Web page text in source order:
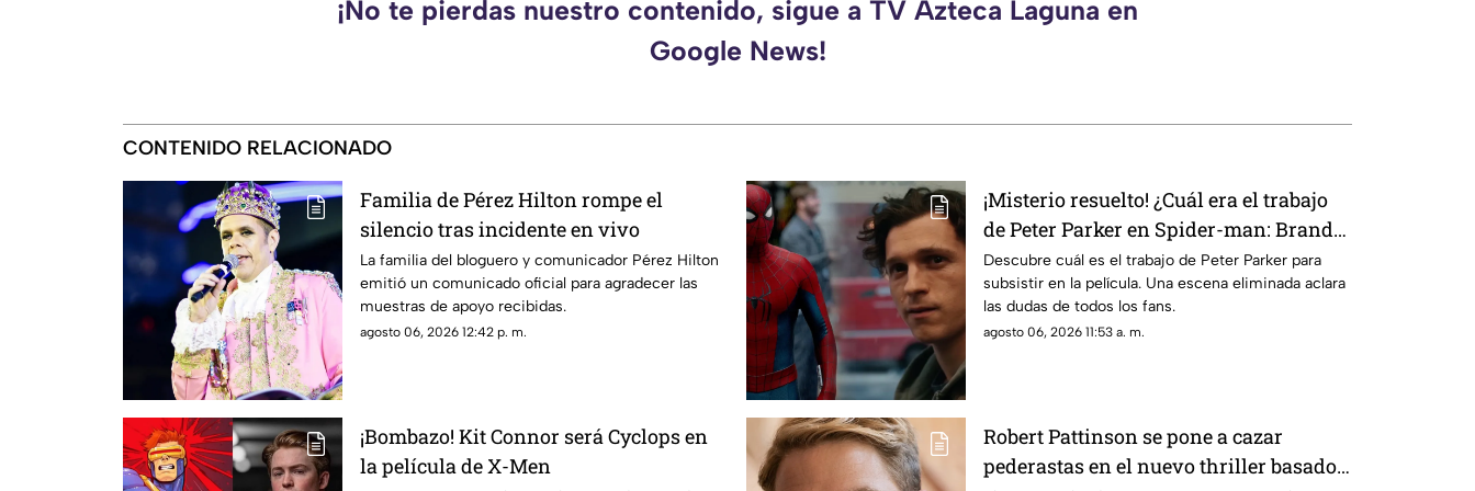
¡No te pierdas nuestro contenido, sigue a TV Azteca Laguna en
Google News!
CONTENIDO RELACIONADO
Familia de Pérez Hilton rompe el
silencio tras incidente en vivo
La familia del bloguero y comunicador Pérez Hilton
emitió un comunicado oficial para agradecer las
muestras de apoyo recibidas.
agosto 06, 2026 12:42 p. m.
¡Misterio resuelto! ¿Cuál era el trabajo
de Peter Parker en Spider-man: Brand
New Day?
Descubre cuál es el trabajo de Peter Parker para
subsistir en la película. Una escena eliminada aclara
las dudas de todos los fans.
agosto 06, 2026 11:53 a. m.
¡Bombazo! Kit Connor será Cyclops en
la película de X-Men
Robert Pattinson se pone a cazar
pederastas en el nuevo thriller basado